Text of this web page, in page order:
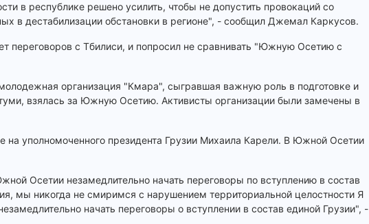
в республике решено усилить, чтобы не допустить провокаций со
в дестабилизации обстановки в регионе", - сообщил Джемал Каркусов.
переговоров с Тбилиси, и попросил не сравнивать "Южную Oсетию с
организация "Кмара", сыгравшая важную роль в подготовке и
взялась за Южную Осетию. Активисты организации были замечены в
на уполномоченного президента Грузии Михаила Карели. В Южной Осетии
Осетии незамедлительно начать переговоры по вступлению в состав
мы никогда не смиримся с нарушением территориальной целостности Я
начать переговоры о вступлении в состав единой Грузии", -